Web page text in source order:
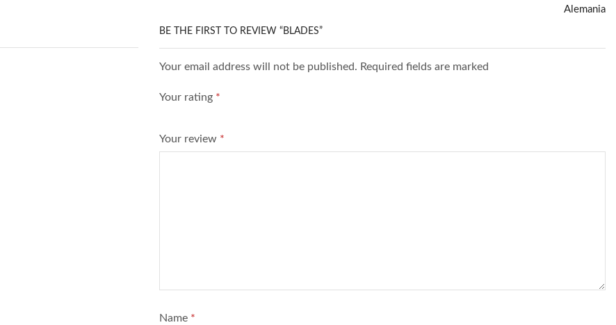
Alemania
BE THE FIRST TO REVIEW “BLADES”
Your email address will not be published. Required fields are marked
Your rating *
Your review *
Name *